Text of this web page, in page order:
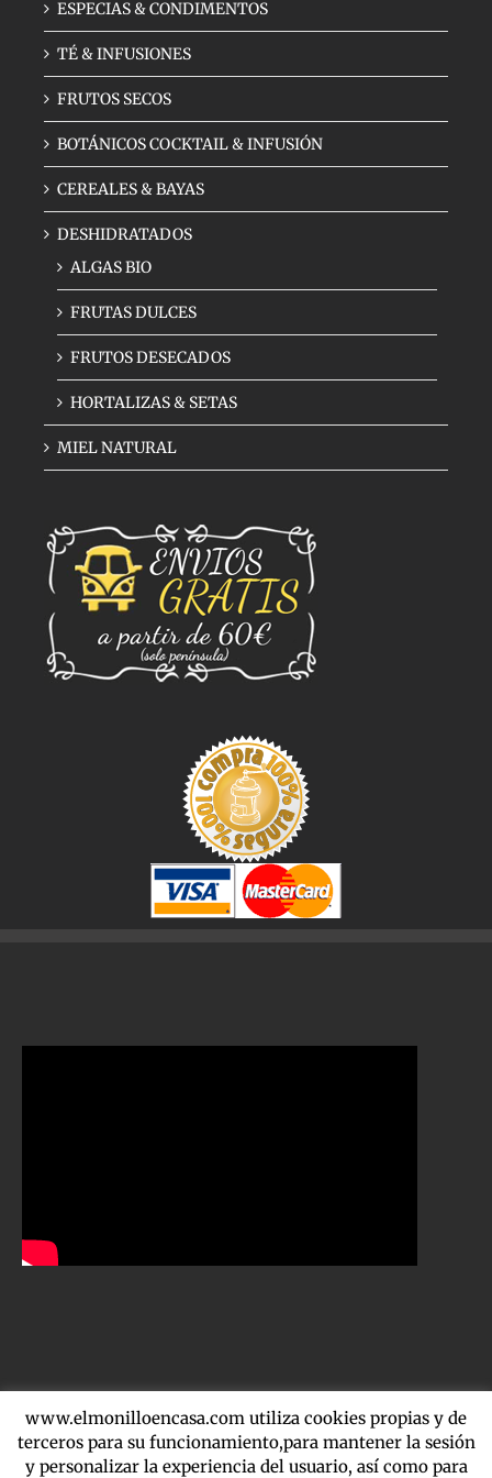
ESPECIAS & CONDIMENTOS
TÉ & INFUSIONES
FRUTOS SECOS
BOTÁNICOS COCKTAIL & INFUSIÓN
CEREALES & BAYAS
DESHIDRATADOS
ALGAS BIO
FRUTAS DULCES
FRUTOS DESECADOS
HORTALIZAS & SETAS
MIEL NATURAL
Copyright 2016-2020 El Molinillo | Martínez de la Riva 4, local 39
www.elmonilloencasa.com utiliza cookies propias y de
terceros para su funcionamiento,para mantener la sesión
y personalizar la experiencia del usuario, así como para